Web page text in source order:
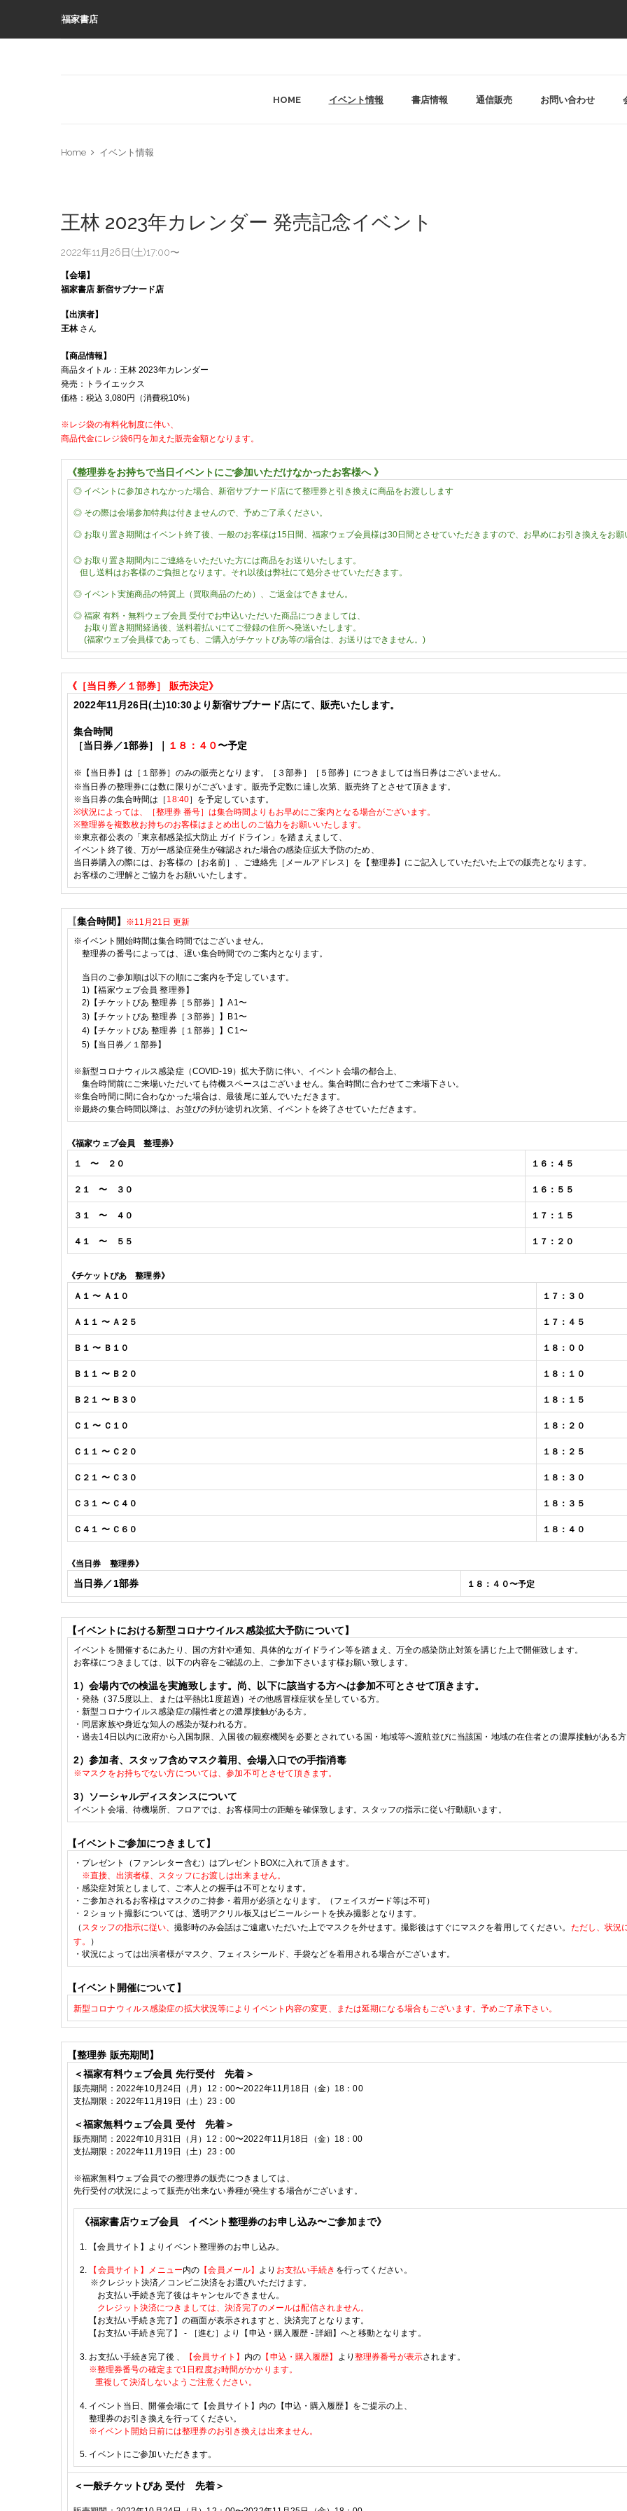
福家書店
HOME イベント情報 書店情報 通信販売 お問い合わせ
Home イベント情報
王林 2023年カレンダー 発売記念イベント
2022年11月26日(土)17:00〜
【会場】
福家書店 新宿サブナード店
【出演者】
王林 さん
【商品情報】
商品タイトル：王林 2023年カレンダー
発売：トライエックス
価格：税込 3,080円（消費税10%）
※レジ袋の有料化制度に伴い、
商品代金にレジ袋6円を加えた販売金額となります。
《整理券をお持ちで当日イベントにご参加いただけなかったお客様へ 》
◎ イベントに参加されなかった場合、新宿サブナード店にて整理券と引き換えに商品をお渡しします
◎ その際は会場参加特典は付きませんので、予めご了承ください。
◎ お取り置き期間はイベント終了後、一般のお客様は15日間、福家ウェブ会員様は30日間とさせていただきますので、お早めにお引き換えをお願
◎ お取り置き期間内にご連絡をいただいた方には商品をお送りいたします。
但し送料はお客様のご負担となります。それ以後は弊社にて処分させていただきます。
◎ イベント実施商品の特質上（買取商品のため）、ご返金はできません。
◎ 福家 有料・無料ウェブ会員 受付でお申込いただいた商品につきましては、
お取り置き期間経過後、送料着払いにてご登録の住所へ発送いたします。
(福家ウェブ会員様であっても、ご購入がチケットぴあ等の場合は、お送りはできません。)
《［当日券／１部券］ 販売決定》
2022年11月26日(土)10:30より新宿サブナード店にて、販売いたします。
集合時間
［当日券／1部券］｜
１８：４０〜予定
※ 【当日券】は［１部券］のみの販売となります。［３部券］ ［５部券］ につきましては当日券はございません。
※当日券の整理券には数に限りがございます。販売予定数に達し次第、販売終了とさせて頂きます。
※当日券の集合時間は［ 18:40］を予定しています。
※状況によっては、 ［整理券 番号］は集合時間よりもお早めにご案内となる場合がございます。
※整理券を複数枚お持ちのお客様はまとめ出しのご協力をお願いいたします。
※東京都公表の「東京都感染拡大防止 ガイドライン」を踏まえまして、
イベント終了後、万が一感染症発生が確認された場合の感染症拡大予防のため、
当日券購入の際には、お客様の［お名前］、ご連絡先［メールアドレス］を【整理券】にご記入していただいた上での販売となります。
お客様のご理解とご協力をお願いいたします。
【集合時間】
※11月21日 更新
※イベント開始時間は集合時間ではございません。
整理券の番号によっては、遅い集合時間でのご案内となります。
当日のご参加順は以下の 順にご案内を予定しています。
1)【福家ウェブ会員 整理券】
2) 【チケットぴあ 整理券［５部券］】A1〜
3) 【チケットぴあ 整理券［３部券］】B1〜
4) 【チケットぴあ 整理券［１部券］】C1〜
5) 【当日券／１部券】
※新型コロナウィルス感染症（COVID-19）拡大予防に伴い、イベント会場の都合上、
集合時間前にご来場いただいても待機スペースはございません。集合時間に合わせてご来場下さい。
※集合時間に間に合わなかった場合は、最後尾に並んでいただきます。
※最終の集合時間以降は、お並びの列が途切れ次第、イベントを終了させていただきます。
《福家ウェブ会員整理券》
１〜 ２０ １６：４５
２１〜 ３０ １６：５５
３１〜 ４０ １７：１５
４１〜 ５５ １７：２０
《チケットぴあ整理券》
Ａ１ 〜 Ａ１０ １７：３０
Ａ１１ 〜 Ａ２５ １７：４５
Ｂ１ 〜 Ｂ１０ １８：００
Ｂ１１ 〜 Ｂ２０ １８：１０
Ｂ２１ 〜 Ｂ３０ １８：１５
Ｃ１ 〜 Ｃ１０ １８：２０
Ｃ１１ 〜 Ｃ２０ １８：２５
Ｃ２１ 〜 Ｃ３０ １８：３０
Ｃ３１ 〜 Ｃ４０ １８：３５
Ｃ４１ 〜 Ｃ６０ １８：４０
《当日券 整理券》
当日券／1部券 １８：４０〜予定
【イベントにおける新型コロナウイルス感染拡大予防について】
イベントを開催するにあたり、国の方針や通知、具体的なガイドライン等を踏まえ、万全の感染防止対策を講じた上で開催致します。
お客様につきましては、以下の内容をご確認の上、ご参加下さいます様お願い致します。
1）会場内での検温を実施致します。尚、以下に該当する方へは参加不可とさせて頂きます。
・発熱（ 37.5度以上、または平熱比1 度超過）その他感冒様症状を呈している方。
・新型コロナウイルス感染症の陽性者との濃厚接触がある方。
・ 同居家族や身近な知人の感染が疑われる方。
・過去14日以内に政府から入国制限、入国後の観察機関を必要とされている国・地域等へ渡航並びに当該国・地域の在住者との濃厚接触がある
2）参加者、スタッフ含めマスク着用、会場入口での手指消毒
※マスクをお持ちでない方については、参加不可とさせて頂きます。
3）ソーシャルディスタンスについて
イベント会場、待機場所、フロアでは、お客様同士の距離を確保致します。スタッフの指示に従い行動願います。
【イベントご参加につきまして】
・ プレゼント（ファンレター含む）はプレゼントBOXに入れて頂きます。
※直接、出演者様、スタッフにお渡しは出来ません。
・感染症対策としまして、 ご本人との握手は不可となります。
・ ご参加されるお客様はマスクのご持参・着用が必須となります。（フェイスガード等は不可）
・２ショット撮影については、透明アクリル板又はビニールシートを挟み撮影となります。
（ スタッフの指示に従い、 撮影時のみ会話はご遠慮いただいた上でマスクを外せます。 撮影後はすぐにマスクを着用してください。 ただし、状況
す。
）
・状況によっては出演者様がマスク、フェィスシールド、手袋などを着用される場合がございます。
【イベント開催について】
新型コロナウィルス感染症の拡大状況等によりイベント内容の変更、または延期になる場合もございます。予めご了承下さい。
【整理券 販売期間】
＜福家有料ウェブ会員 先行受付 先着＞
販売期間： 2022年10月24日 （月） 12 ： 00〜2022年11 月18 日（金） 18 ：00
支払期限： 2022年11月19日（土） 23：00
＜福家無料ウェブ会員 受付 先着＞
販売期間： 2022年10 月31日 （月） 12 ： 00〜2022年11 月18日（金） 18 ：00
支払期限： 2022年11月19日（土） 23： 00
※福家無料ウェブ会員での整理券の販売につきましては、
先行受付の状況によって販売が出来ない券種が発生する場合がございます。
《福家書店ウェブ会員 イベント整理券のお申し込み〜ご参加まで》
1. 【会員サイト】よりイベント整理券のお申し込み。
2. 【会員サイト】メニュー内の 【会員メール】 より お支払い手続き を行ってください。
※クレジット決済／コンビニ決済をお選びいただけます。
お支払い手続き完了後はキャンセルできません。
クレジット決済につきましては、決済完了のメールは配信されません。
【お支払い手続き完了】の画面が表示されますと、決済完了となります。
【お支払い手続き完了】
- ［進む］より【申込・購入履歴 - 詳細】へと移動となります。
3. お支払い手続き完了後 、 【会員サイト】 内の 【申込・購入履歴】 より 整理券番号が表示されます。
※整理券番号の確定まで1 日程度お時間がかかります。
重複して決済しないようご注意ください。
4. イベント当日、開催会場にて【会員サイト】内の【申込・購入履歴】をご提示の上、
整理券のお引き換えを行ってください。
※イベント開始日前には整理券のお引き換えは出来ません。
5. イベントにご参加いただきます。
＜一般チケットぴあ 受付 先着＞